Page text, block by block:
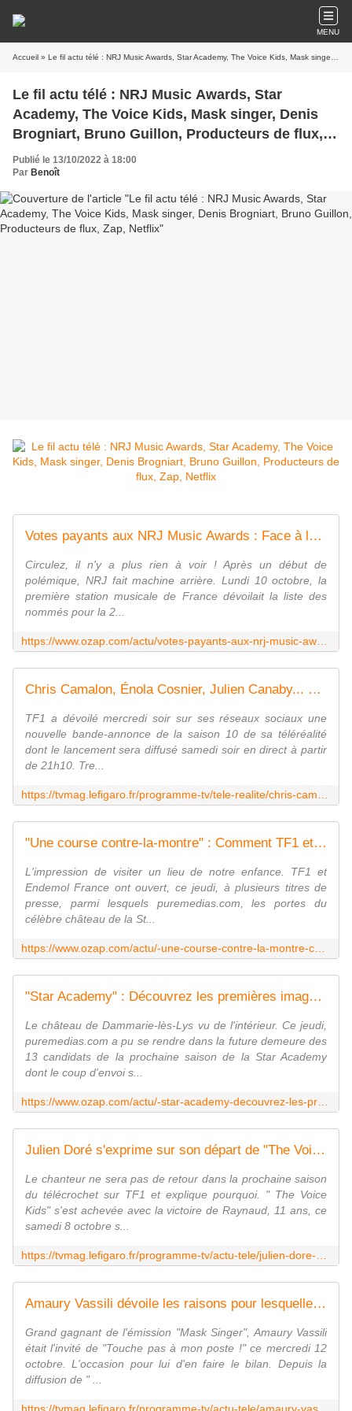
MENU
Accueil » Le fil actu télé : NRJ Music Awards, Star Academy, The Voice Kids, Mask singer, Denis Brogniart, Bruno Guillon, Producteurs de flux, Zap, Netflix
Le fil actu télé : NRJ Music Awards, Star
Academy, The Voice Kids, Mask singer, Denis
Brogniart, Bruno Guillon, Producteurs de flux,
Zap, Netflix
Publié le 13/10/2022 à 18:00
Par Benoît
Votes payants aux NRJ Music Awards : Face à la polémique, NRJ renonce au SMS surtaxé
Circulez, il n'y a plus rien à voir ! Après un début de
polémique, NRJ fait machine arrière. Lundi 10 octobre, la
première station musicale de France dévoilait la liste des
nommés pour la 2...
Chris Camalon, Énola Cosnier, Julien Canaby... Découvrez le casting de l'édition 2022 de "Star Academy"
TF1 a dévoilé mercredi soir sur ses réseaux sociaux une
nouvelle bande-annonce de la saison 10 de sa téléréalité
dont le lancement sera diffusé samedi soir en direct à partir
de 21h10. Tre...
"Une course contre-la-montre" : Comment TF1 et Endemol ont ressuscité le château de la "Star Academy"
L'impression de visiter un lieu de notre enfance. TF1 et
Endemol France ont ouvert, ce jeudi, à plusieurs titres de
presse, parmi lesquels puremedias.com, les portes du
célèbre château de la St...
"Star Academy" : Découvrez les premières images du château de Dammarie-lès-Lys rénové
Le château de Dammarie-lès-Lys vu de l'intérieur. Ce jeudi,
puremedias.com a pu se rendre dans la future demeure des
13 candidats de la prochaine saison de la Star Academy
dont le coup d'envoi s...
Julien Doré s'exprime sur son départ de "The Voice Kids"
Le chanteur ne sera pas de retour dans la prochaine saison
du télécrochet sur TF1 et explique pourquoi. " The Voice
Kids" s'est achevée avec la victoire de Raynaud, 11 ans, ce
samedi 8 octobre s...
Amaury Vassili dévoile les raisons pour lesquelles il a participé à "Mask Singer"
Grand gagnant de l'émission "Mask Singer", Amaury Vassili
était l'invité de "Touche pas à mon poste !" ce mercredi 12
octobre. L'occasion pour lui d'en faire le bilan. Depuis la
diffusion de " ...